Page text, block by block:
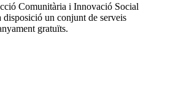
Comunitària i Innovació Social
disposició un conjunt de serveis
gratuïts.